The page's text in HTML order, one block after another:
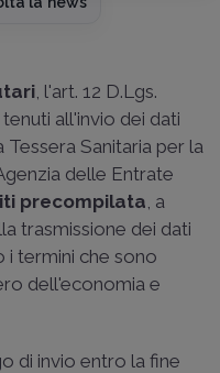
, l'art. 12 D.Lgs.
all'invio dei dati
Sanitaria per la
delle Entrate
precompilata , a
trasmissione dei dati
i termini che sono
dell'economia e
di invio entro la fine